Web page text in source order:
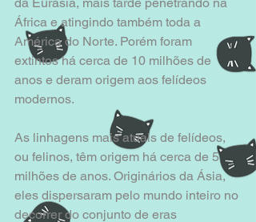
África e atingindo também toda a
América do Norte. Porém foram
extintos há cerca de 10 milhões de
anos e deram origem aos felídeos
modernos.
As linhagens mais atuais de felídeos,
ou felinos, têm origem há cerca de 5
milhões de anos. Originários da Ásia,
eles dispersaram pelo mundo inteiro no
decorrer do conjunto de eras